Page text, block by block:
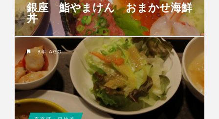
銀座 鮨やまけん おまかせ海鮮
丼
9年 AGO